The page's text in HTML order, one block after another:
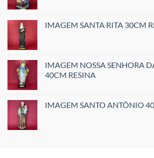
IMAGEM SANTA RITA 30CM
IMAGEM NOSSA SENHORA
40CM RESINA
IMAGEM SANTO ANTÔNIO